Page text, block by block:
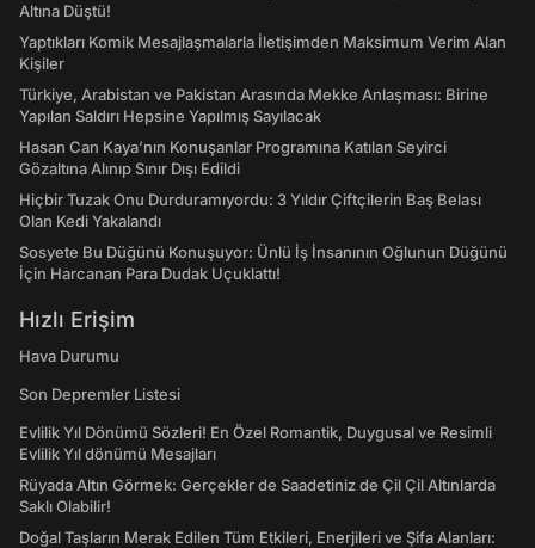
Altına Düştü!
Yaptıkları Komik Mesajlaşmalarla İletişimden Maksimum Verim Alan
Kişiler
Türkiye, Arabistan ve Pakistan Arasında Mekke Anlaşması: Birine
Yapılan Saldırı Hepsine Yapılmış Sayılacak
Hasan Can Kaya’nın Konuşanlar Programına Katılan Seyirci
Gözaltına Alınıp Sınır Dışı Edildi
Hiçbir Tuzak Onu Durduramıyordu: 3 Yıldır Çiftçilerin Baş Belası
Olan Kedi Yakalandı
Sosyete Bu Düğünü Konuşuyor: Ünlü İş İnsanının Oğlunun Düğünü
İçin Harcanan Para Dudak Uçuklattı!
Hızlı Erişim
Hava Durumu
Son Depremler Listesi
Evlilik Yıl Dönümü Sözleri! En Özel Romantik, Duygusal ve Resimli
Evlilik Yıl dönümü Mesajları
Rüyada Altın Görmek: Gerçekler de Saadetiniz de Çil Çil Altınlarda
Saklı Olabilir!
Doğal Taşların Merak Edilen Tüm Etkileri, Enerjileri ve Şifa Alanları: